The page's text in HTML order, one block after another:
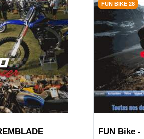
FUN BIKE 28
FUN Bike -